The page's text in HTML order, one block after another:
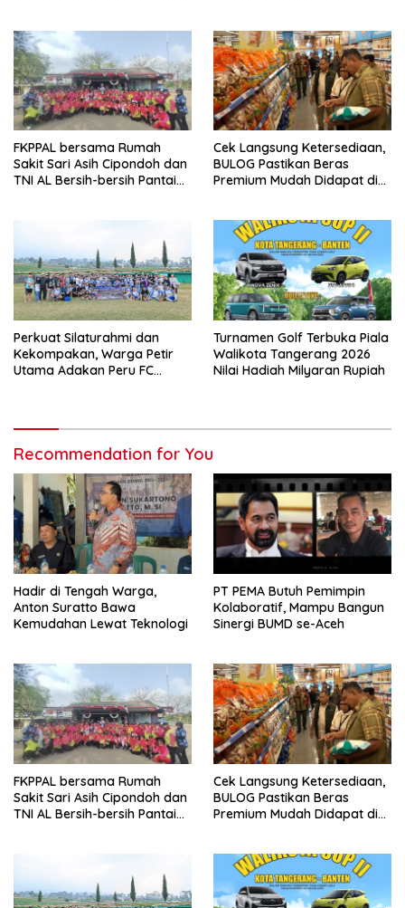
FKPPAL bersama Rumah
Sakit Sari Asih Cipondoh dan
TNI AL Bersih-bersih Pantai
Cek Langsung Ketersediaan,
BULOG Pastikan Beras
Premium Mudah Didapat di
Perkuat Silaturahmi dan
Kekompakan, Warga Petir
Utama Adakan Peru FC
Turnamen Golf Terbuka Piala
Walikota Tangerang 2026
Nilai Hadiah Milyaran Rupiah
Recommendation for You
Hadir di Tengah Warga,
Anton Suratto Bawa
Kemudahan Lewat Teknologi
PT PEMA Butuh Pemimpin
Kolaboratif, Mampu Bangun
Sinergi BUMD se-Aceh
FKPPAL bersama Rumah
Sakit Sari Asih Cipondoh dan
TNI AL Bersih-bersih Pantai
Cek Langsung Ketersediaan,
BULOG Pastikan Beras
Premium Mudah Didapat di